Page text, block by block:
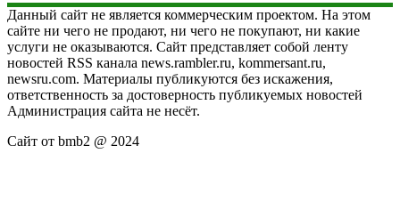
Данный сайт не является коммерческим проектом. На этом
сайте ни чего не продают, ни чего не покупают, ни какие
услуги не оказываются. Сайт представляет собой ленту
новостей RSS канала news.rambler.ru, kommersant.ru,
newsru.com. Материалы публикуются без искажения,
ответственность за достоверность публикуемых новостей
Администрация сайта не несёт.
Сайт от bmb2 @ 2024